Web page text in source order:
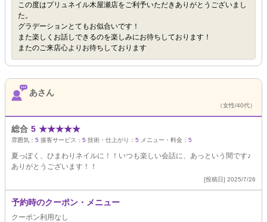
この度はプリュネイル木屋瀬店をご利予いただきありがとうございまし
た。
グラデーションとてもお似合いです！
また楽しくお話しできるのを楽しみにお待ちしております！
またのご来店心よりお待ちしております
あさん
（女性/40代）
総合 5 ★★★★★
雰囲気： 5 接客サービス： 5 技術・仕上がり： 5 メニュー・料金： 5
夏っぽく、ひまわりネイルに！！いつも楽しい会話に、あっという間です♪
ありがとうございます！！
[投稿日] 2025/7/26
予約時のクーポン・メニュー
クーポン利用なし